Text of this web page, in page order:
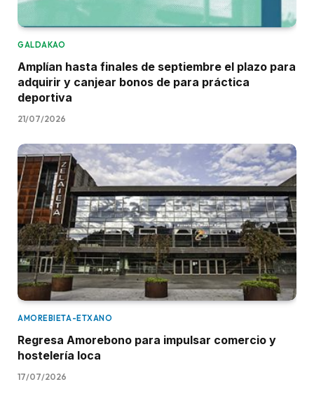
GALDAKAO
Amplían hasta finales de septiembre el plazo para
adquirir y canjear bonos de para práctica
deportiva
21/07/2026
AMOREBIETA-ETXANO
Regresa Amorebono para impulsar comercio y
hostelería loca
17/07/2026